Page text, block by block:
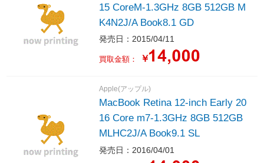
15 CoreM-1.3GHz 8GB 512GB M
K4N2J/A Book8.1 GD
発売日：2015/04/11
買取金額： ￥
Apple(アップル)
MacBook Retina 12-inch Early 20
16 Core m7-1.3GHz 8GB 512GB
MLHC2J/A Book9.1 SL
発売日：2016/04/01